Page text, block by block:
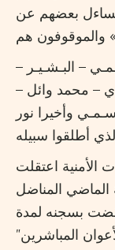
ما راج من انه : « في ربيع 2007 تساءل بعضهم عن
– إلياس مـنـصـر – إســكـنـدر البـوغــانــمـي – البـشـيـر
– محمد وائل –
وأخيرا نور
الأمنية اعتقلت
المناضل
بسجنه لمدة
المباشرين”